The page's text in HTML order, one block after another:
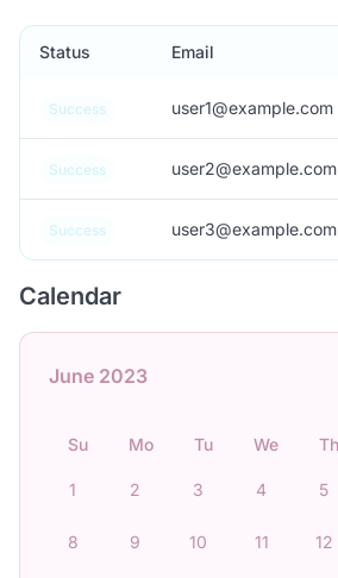
Status Email
Success user1@example.com
Success user2@example.com
Success user3@example.com
Calendar
June 2023
Su Mo Tu We Th
1 2 3 4 5
8 9 10 11 12